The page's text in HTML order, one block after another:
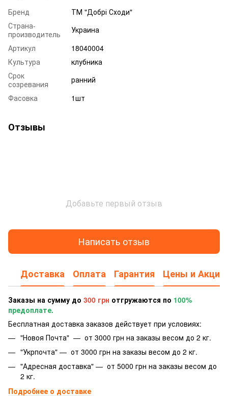
Бренд
ТМ "Добрі Сходи"
Страна-
производитель
Украина
Артикул
18040004
Культура
клубника
Срок
созревания
ранний
Фасовка
1шт
Отзывы
Добавьте первый отзыв
Написать отзыв
Доставка Оплата Гарантия Цены и Акции
Заказы на сумму до 300 грн отгружаются по 100%
предоплате.
Бесплатная доставка заказов действует при условиях:
"Новоя Почта" — от 3000 грн на заказы весом до 2 кг.
"Укрпочта" — от 3000 грн на заказы весом до 2 кг.
"Адресная доставка" — от 5000 грн на заказы весом до
2 кг.
Подробнее о доставке